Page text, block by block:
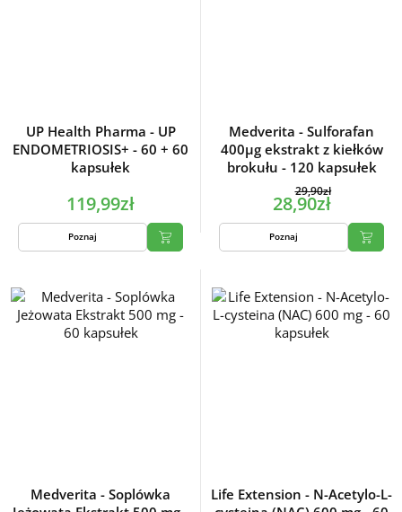
UP Health Pharma - UP
ENDOMETRIOSIS+ - 60 + 60
kapsułek
119,99zł
Poznaj
Medverita - Sulforafan
400µg ekstrakt z kiełków
brokułu - 120 kapsułek
29,90zł
28,90zł
Poznaj
Medverita - Soplówka
Life Extension - N-Acetylo-L-